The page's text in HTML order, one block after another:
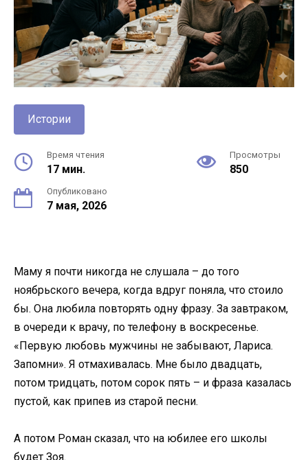
Истории
Время чтения
17 мин.
Просмотры
850
Опубликовано
7 мая, 2026
Маму я почти никогда не слушала – до того
ноябрьского вечера, когда вдруг поняла, что стоило
бы. Она любила повторять одну фразу. За завтраком,
в очереди к врачу, по телефону в воскресенье.
«Первую любовь мужчины не забывают, Лариса.
Запомни». Я отмахивалась. Мне было двадцать,
потом тридцать, потом сорок пять – и фраза казалась
пустой, как припев из старой песни.
А потом Роман сказал, что на юбилее его школы
будет Зоя.